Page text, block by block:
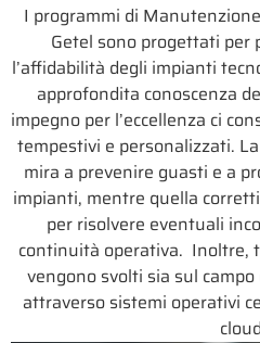
I programmi di
Getel sono progettati per
l’affidabilità degli impianti
approfondita conoscenza
impegno per l’eccellenza ci
tempestivi e personalizzati.
mira a prevenire guasti e a
impianti, mentre quella
per risolvere eventuali
continuità operativa. Inoltre,
vengono svolti sia sul
attraverso sistemi operativi